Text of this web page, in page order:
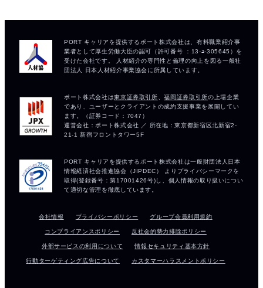
会社情報 プライバシーポリシー グループ会員利用規約
コンプライアンスポリシー 反社会的勢力排除ポリシー
外部サービスの利用について 情報セキュリティ基本方針
行動ターゲティング広告について カスタマーハラスメントポリシー